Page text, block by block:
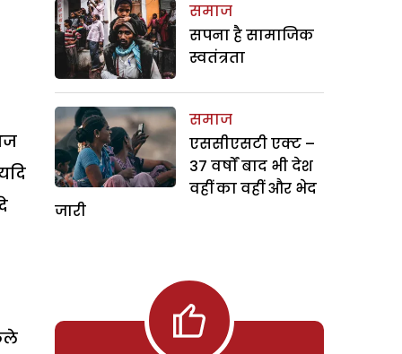
समाज
सपना है सामाजिक
स्वतंत्रता
समाज
एससीएसटी एक्ट –
37 वर्षों बाद भी देश
वहीं का वहीं और भेद
जारी